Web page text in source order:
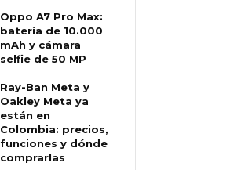
Oppo A7 Pro Max:
batería de 10.000
mAh y cámara
selfie de 50 MP
Ray-Ban Meta y
Oakley Meta ya
están en
Colombia: precios,
funciones y dónde
comprarlas